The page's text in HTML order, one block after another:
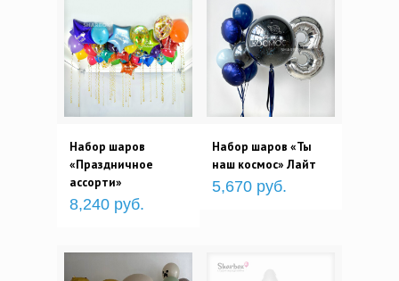
Набор шаров
«Праздничное
ассорти»
8,240 руб.
Набор шаров «Ты
наш космос» Лайт
5,670 руб.